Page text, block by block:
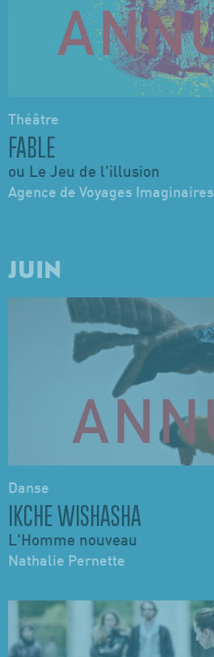
Théâtre
FABLE
ou Le Jeu de l'illusion
Agence de Voyages Imaginaires
JUIN
Danse
IKCHE WISHASHA
L'Homme nouveau
Nathalie Pernette